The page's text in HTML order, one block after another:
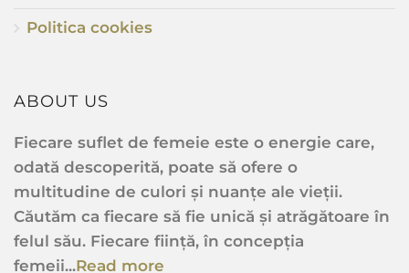
Politica cookies
ABOUT US
Fiecare suflet de femeie este o energie care,
odată descoperită, poate să ofere o
multitudine de culori și nuanțe ale vieții.
Căutăm ca fiecare să fie unică și atrăgătoare în
felul său. Fiecare ființă, în concepția
femeii...Read more